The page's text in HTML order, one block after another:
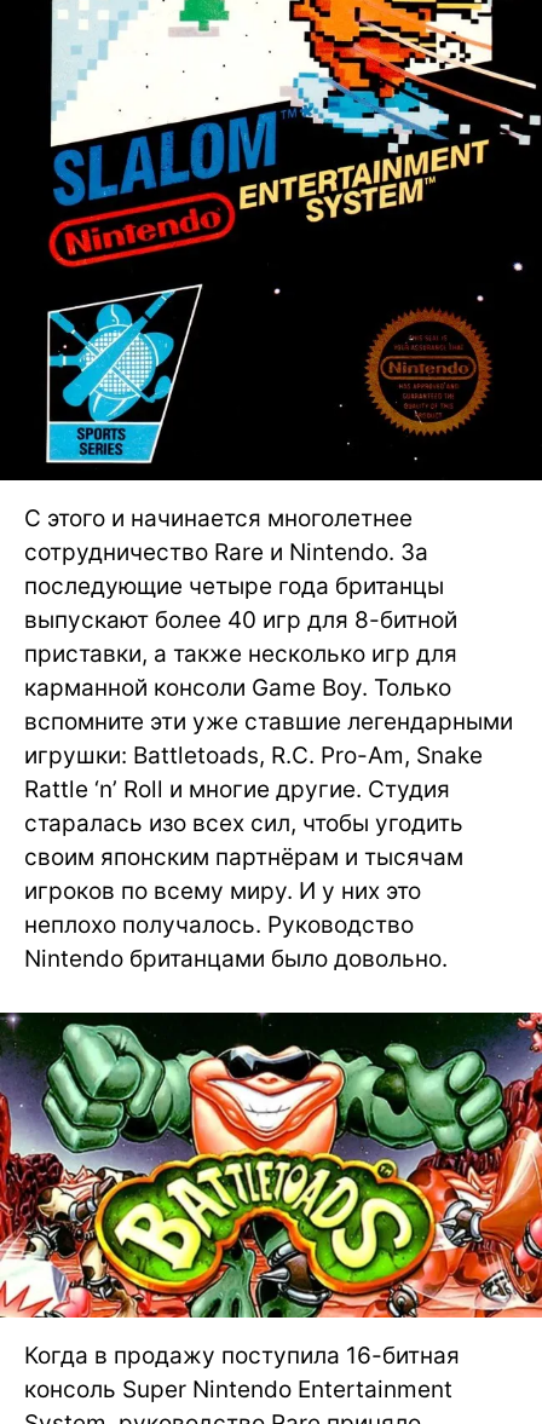
С этого и начинается многолетнее
сотрудничество Rare и Nintendo. За
последующие четыре года британцы
выпускают более 40 игр для 8-битной
приставки, а также несколько игр для
карманной консоли Game Boy. Только
вспомните эти уже ставшие легендарными
игрушки: Battletoads, R.C. Pro-Am, Snake
Rattle ‘n’ Roll и многие другие. Студия
старалась изо всех сил, чтобы угодить
своим японским партнёрам и тысячам
игроков по всему миру. И у них это
неплохо получалось. Руководство
Nintendo британцами было довольно.
Когда в продажу поступила 16-битная
консоль Super Nintendo Entertainment